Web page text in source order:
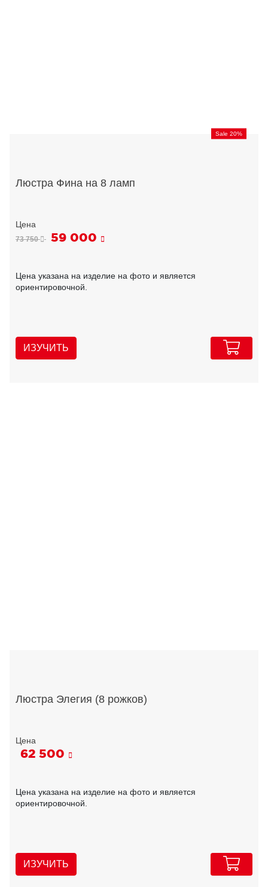
Sale 20%
Люстра Фина на 8 ламп
73 750 59 000
Цена указана на изделие на фото и является
ориентировочной.
ИЗУЧИТЬ
Люстра Элегия (8 рожков)
62 500
Цена указана на изделие на фото и является
ориентировочной.
ИЗУЧИТЬ